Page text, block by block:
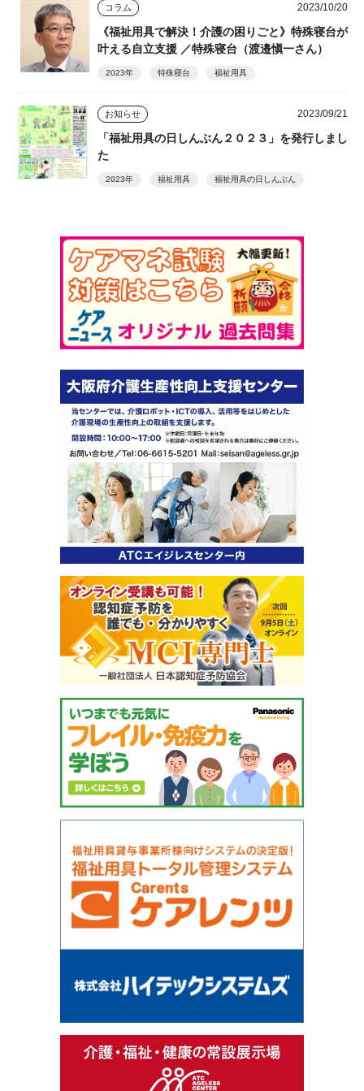
コラム 2023/10/20
《福祉用具で解決！介護の困りごと》特殊寝台が
叶える自立支援 ／特殊寝台（渡邉愼一さん）
2023年 特殊寝台 福祉用具
お知らせ 2023/09/21
「福祉用具の日しんぶん２０２３」を発行しまし
た
2023年 福祉用具 福祉用具の日しんぶん